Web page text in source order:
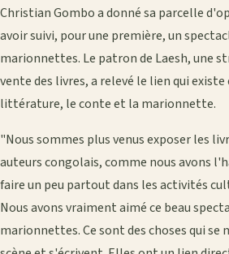
Christian Gombo a donné sa parcelle
avoir suivi, pour une première, un
marionnettes. Le patron de Laesh, une
vente des livres, a relevé le lien qui
littérature, le conte et la marionnette.
"Nous sommes plus venus exposer les
auteurs congolais, comme nous avons
faire un peu partout dans les activités
Nous avons vraiment aimé ce beau
marionnettes. Ce sont des choses qui se